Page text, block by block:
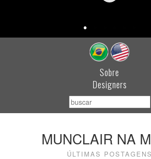
Sobre
Designers
MUNCLAIR NA
ÚLTIMAS POSTAGENS